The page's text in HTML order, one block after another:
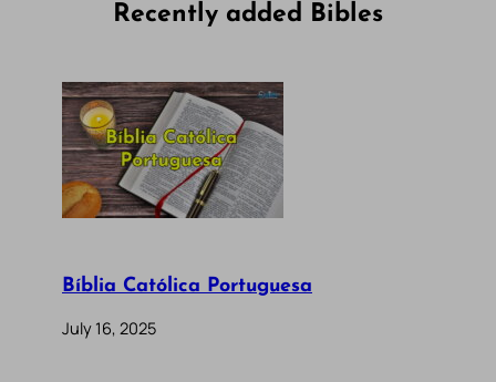
Recently added Bibles
Bíblia Católica Portuguesa
July 16, 2025